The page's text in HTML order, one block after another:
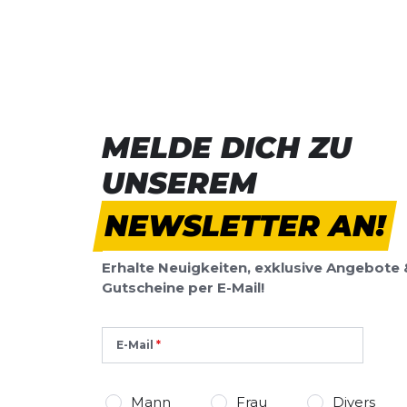
MELDE DICH ZU
UNSEREM
NEWSLETTER AN!
Erhalte Neuigkeiten, exklusive Angebote
Gutscheine per E-Mail!
E-Mail
Mann Frau Divers